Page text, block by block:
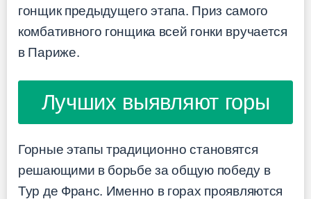
гонщик предыдущего этапа. Приз самого
комбативного гонщика всей гонки вручается
в Париже.
Лучших выявляют горы
Горные этапы традиционно становятся
решающими в борьбе за общую победу в
Тур де Франс. Именно в горах проявляются